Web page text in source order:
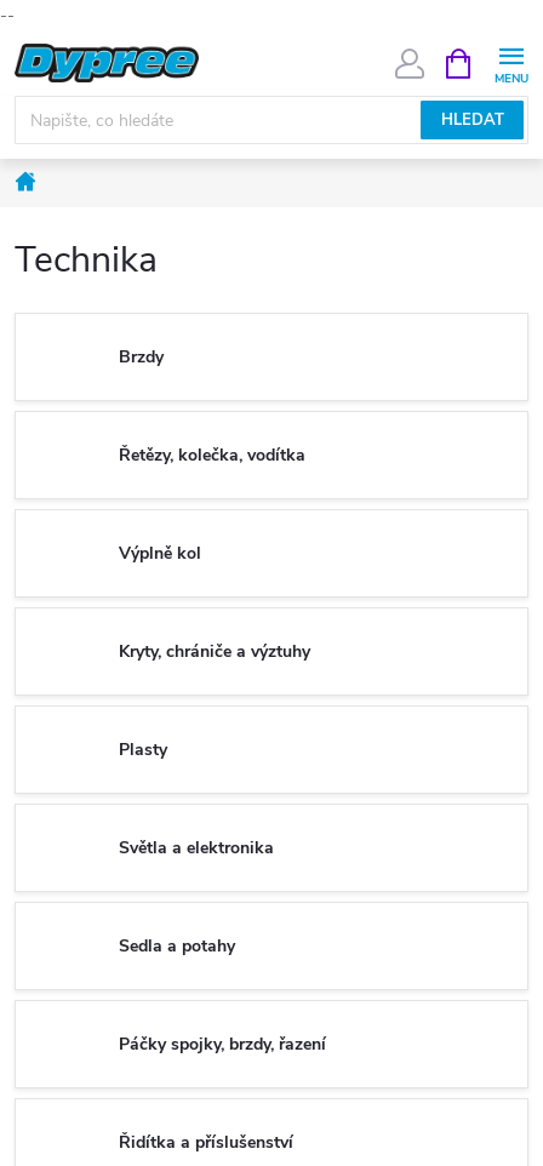
--
Přejít
na
obsah
HLEDAT
NÁKUPNÍ
KOŠÍK
Domů
Technika
Brzdy
Řetězy, kolečka, vodítka
Výplně kol
Kryty, chrániče a výztuhy
Plasty
Světla a elektronika
Sedla a potahy
Páčky spojky, brzdy, řazení
Řidítka a příslušenství